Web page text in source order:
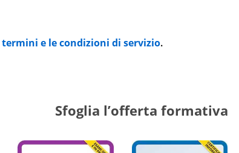
termini e le condizioni di servizio.
Sfoglia l’offerta formativa